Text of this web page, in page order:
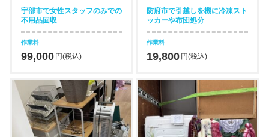
宇部市で女性スタッフのみでの
不用品回収
作業料
99,000 円(税込)
防府市で引越しを機に冷凍スト
ッカーや布団処分
作業料
19,800 円(税込)